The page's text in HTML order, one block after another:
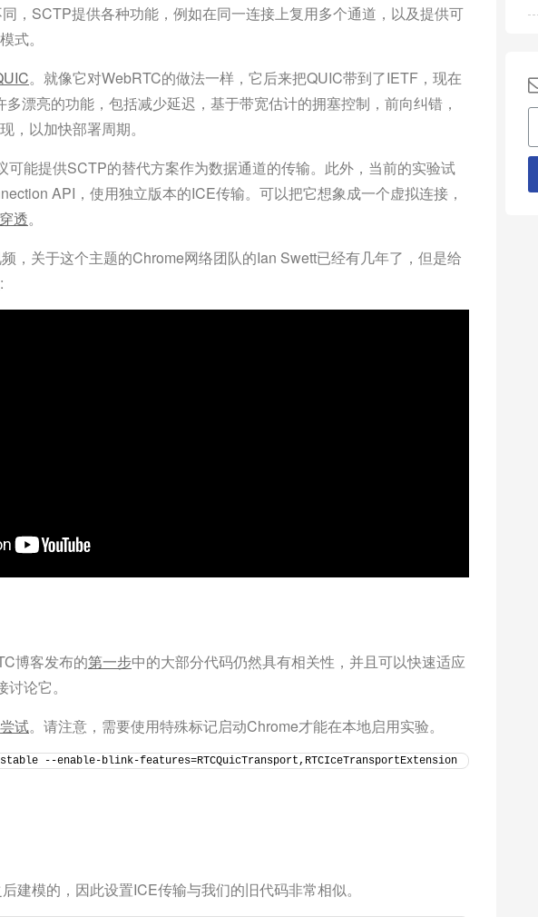
，SCTP提供各种功能，例如在同一连接上复用多个通道，以及提供可
式。
。就像它对WebRTC的做法一样，它后来把QUIC带到了IETF，现在
多漂亮的功能，包括减少延迟，基于带宽估计的拥塞控制，前向纠错，
，以加快部署周期。
可能提供SCTP的替代方案作为数据通道的传输。此外，当前的实验试
API，使用独立版本的ICE传输。可以把它想象成一个虚拟连接，
透。
，关于这个主题的Chrome网络团队的Ian Swett已经有几年了，但是给
博客发布的第一步中的大部分代码仍然具有相关性，并且可以快速适应
论它。
尝试。请注意，需要使用特殊标记启动Chrome才能在本地启用实验。
--enable-blink-features=RTCQuicTransport,RTCIceTransportExtension
建模的，因此设置ICE传输与我们的旧代码非常相似。